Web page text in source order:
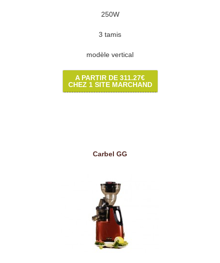
250W
3 tamis
modèle vertical
A PARTIR DE 311.27€
CHEZ 1 SITE MARCHAND
Carbel GG